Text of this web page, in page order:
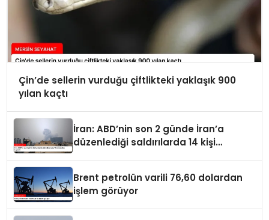
Çin’de sellerin vurduğu çiftlikteki yaklaşık 900
yılan kaçtı
İran: ABD’nin son 2 günde İran’a
düzenlediği saldırılarda 14 kişi
Brent petrolün varili 76,60 dolardan
işlem görüyor